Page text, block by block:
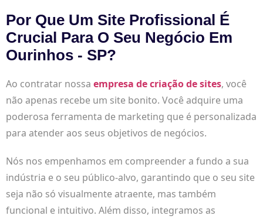
Por Que Um Site Profissional É
Crucial Para O Seu Negócio Em
Ourinhos - SP?
Ao contratar nossa empresa de criação de sites, você
não apenas recebe um site bonito. Você adquire uma
poderosa ferramenta de marketing que é personalizada
para atender aos seus objetivos de negócios.
Nós nos empenhamos em compreender a fundo a sua
indústria e o seu público-alvo, garantindo que o seu site
seja não só visualmente atraente, mas também
funcional e intuitivo. Além disso, integramos as